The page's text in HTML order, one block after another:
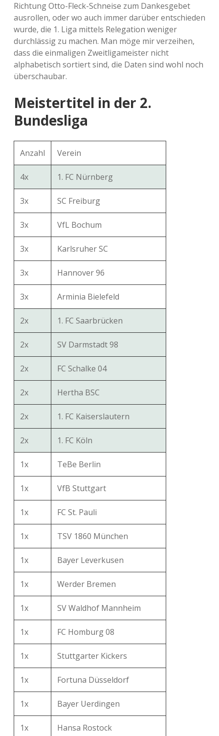
Richtung Otto-Fleck-Schneise zum Dankesgebet
ausrollen, oder wo auch immer darüber entschieden
wurde, die 1. Liga mittels Relegation weniger
durchlässig zu machen. Man möge mir verzeihen,
dass die einmaligen Zweitligameister nicht
alphabetisch sortiert sind, die Daten sind wohl noch
überschaubar.
Meistertitel in der 2.
Bundesliga
Anzahl Verein
4x 1. FC Nürnberg
3x SC Freiburg
3x VfL Bochum
3x Karlsruher SC
3x Hannover 96
3x Arminia Bielefeld
2x 1. FC Saarbrücken
2x SV Darmstadt 98
2x FC Schalke 04
2x Hertha BSC
2x 1. FC Kaiserslautern
2x 1. FC Köln
1x TeBe Berlin
1x VfB Stuttgart
1x FC St. Pauli
1x TSV 1860 München
1x Bayer Leverkusen
1x Werder Bremen
1x SV Waldhof Mannheim
1x FC Homburg 08
1x Stuttgarter Kickers
1x Fortuna Düsseldorf
1x Bayer Uerdingen
1x Hansa Rostock